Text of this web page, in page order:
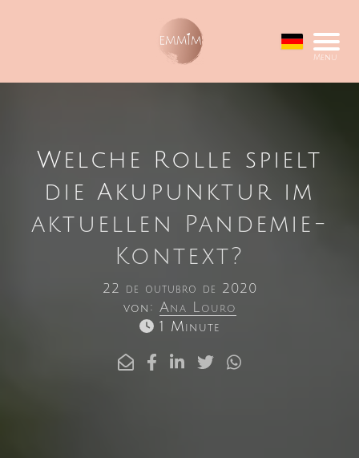
Menu
Welche Rolle spielt
die Akupunktur im
aktuellen Pandemie-
Kontext?
22 de outubro de 2020
von: Ana Louro
1 Minute